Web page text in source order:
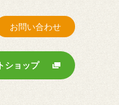
お問い合わせ
ショップ